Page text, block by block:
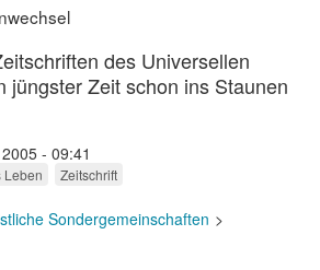
des Universellen
jüngster Zeit schon ins Staunen
- 09:41
Leben Zeitschrift
Sondergemeinschaften